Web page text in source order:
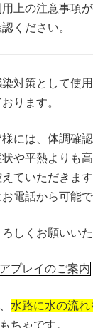
上の注意事項
ください。
対策として使
ります。
には、体調確
や平熱よりも
ていただきま
電話から可能で
しくお願いいた
プレイのご案内
水路に水の流
ちゃです。